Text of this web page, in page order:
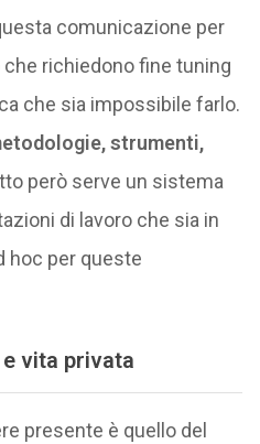
comunicazione per
richiedono fine tuning
che sia impossibile farlo.
strumenti,
però serve un sistema
di lavoro che sia in
hoc per queste
vita privata
presente è quello del